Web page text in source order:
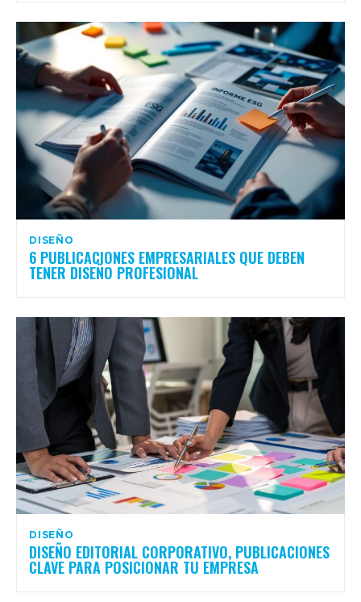
DISEÑO
6 PUBLICACIONES EMPRESARIALES QUE DEBEN
TENER DISEÑO PROFESIONAL
DISEÑO
DISEÑO EDITORIAL CORPORATIVO, PUBLICACIONES
CLAVE PARA POSICIONAR TU EMPRESA